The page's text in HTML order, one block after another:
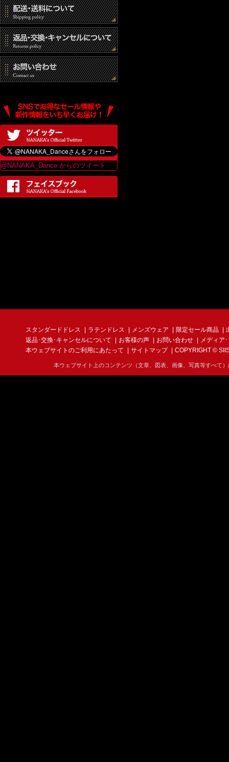
@NANAKA_Dance からのツイート
スタンダードドレス ラテンドレス メンズウェア 限定セール商品
返品･交換･キャンセルについて
お客様の声 お問い合わせ
メディア
本ウェブサイトのご利用にあたって
サイトマップ COPYRIGHT ©
本ウェブサイト上のコンテンツ（文章、図表、画像、写真等すべて